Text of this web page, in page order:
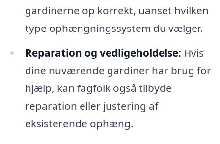
gardinerne op korrekt, uanset hvilken
type ophængningssystem du vælger.
Reparation og vedligeholdelse: Hvis
dine nuværende gardiner har brug for
hjælp, kan fagfolk også tilbyde
reparation eller justering af
eksisterende ophæng.